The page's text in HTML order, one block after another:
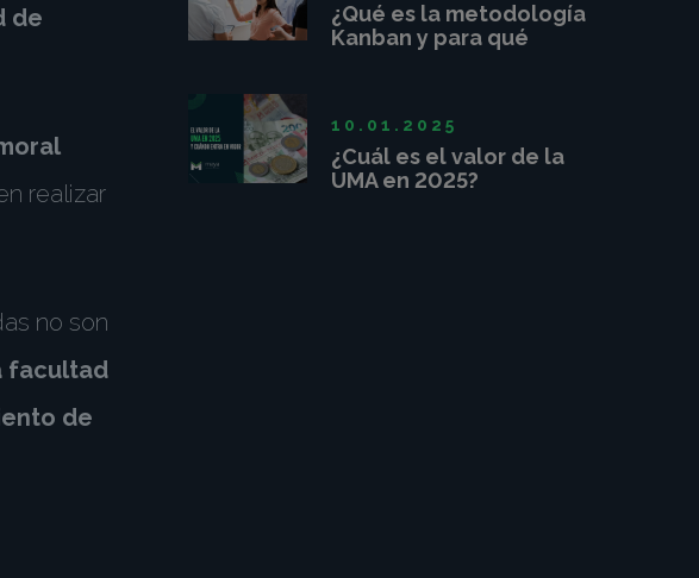
de
realizar
no son
facultad
de
¿Qué es la metodología
Kanban y para qué
¿Cuál es el valor de la
UMA en 2025?
10.01.2025